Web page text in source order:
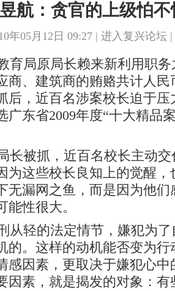
航：贪官的上级怕不
年05月12日 09:27 | 进入复兴论坛
局原局长赖来新利用职务
商、建筑商的贿赂共计人民
后，近百名涉案校长迫于压
广东省2009年度“十大精品
被抓，近百名校长主动交
为这些校长良知上的觉醒，
无漏网之鱼，而是因为他
能性很大。
轻的法定情节，嫌犯为了
的。这样的动机能否变为行
感因素，更取决于嫌犯心中
因素，就是揭发的对象：有